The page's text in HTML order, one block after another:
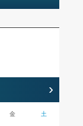
›
金 土